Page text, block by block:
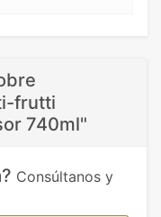
frutti
740ml"
Consúltanos y